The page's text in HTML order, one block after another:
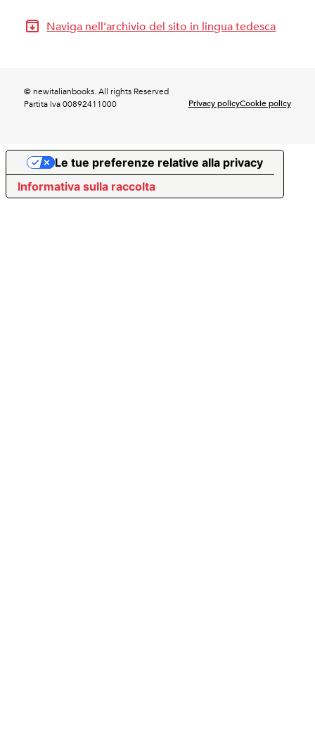
Naviga nell’archivio del sito in lingua tedesca
© newitalianbooks. All rights Reserved
Partita Iva 00892411000
Privacy policyCookie policy
Informativa sulla raccolta
Le tue preferenze relative alla privacy